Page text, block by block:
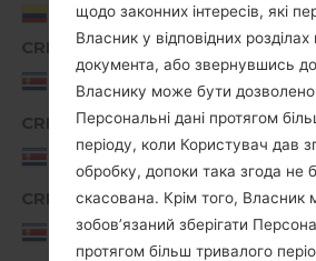
Colombia
CRI
Costa
Rica
CRI
Costa
Rica
CRI
Costa
Rica
щодо законних інтересів, які
Власник у відповідних розділах
документа, або звернувшись
Власнику може бути дозволено
Персональні дані протягом
періоду, коли Користувач дав
обробку, допоки така згода не
скасована. Крім того, Власник
зобов’язаний зберігати
протягом більш тривалого